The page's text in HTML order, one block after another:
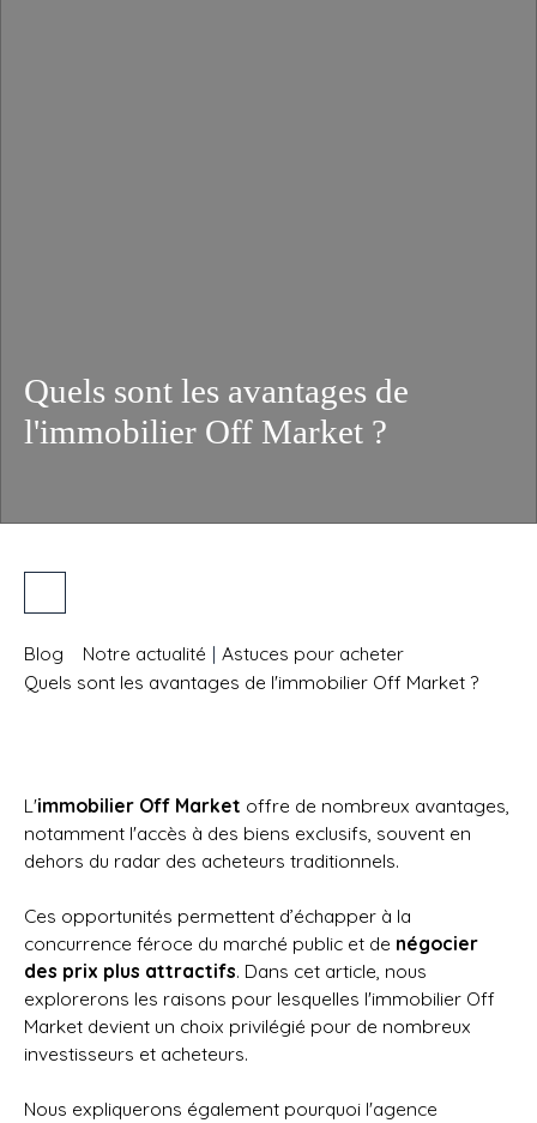
Quels sont les avantages de
l'immobilier Off Market ?
Blog Notre actualité | Astuces pour acheter
Quels sont les avantages de l'immobilier Off Market ?
L'immobilier Off Market offre de nombreux avantages,
notamment l'accès à des biens exclusifs, souvent en
dehors du radar des acheteurs traditionnels.
Ces opportunités permettent d’échapper à la
concurrence féroce du marché public et de négocier
des prix plus attractifs. Dans cet article, nous
explorerons les raisons pour lesquelles l'immobilier Off
Market devient un choix privilégié pour de nombreux
investisseurs et acheteurs.
Nous expliquerons également pourquoi l'agence